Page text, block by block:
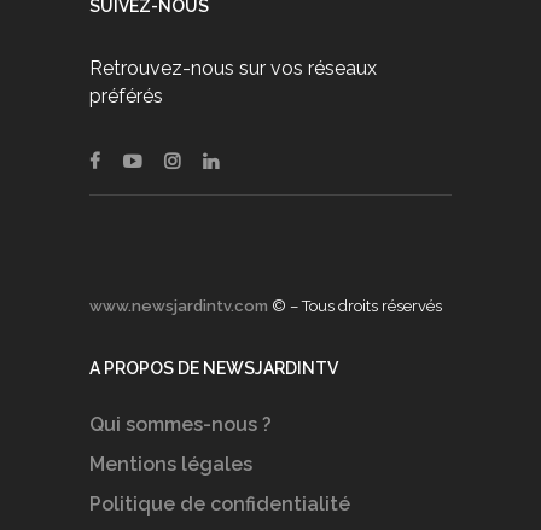
SUIVEZ-NOUS
Retrouvez-nous sur vos réseaux
préférés
www.newsjardintv.com © – Tous droits réservés
A PROPOS DE NEWSJARDINTV
Qui sommes-nous ?
Mentions légales
Politique de confidentialité